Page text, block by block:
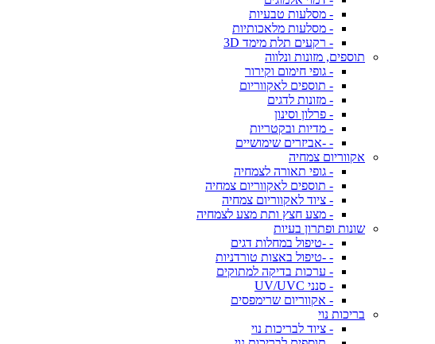
- מסלעות טבעיות
- מסלעות מלאכותיות
- רקעים תלת מימד 3D
תוספים, מזונות ונלווה
- גופי חימום וקירור
- תוספים לאקווריום
- מזונות לדגים
- פרלון וסינון
- מדיות ובקטריות
- -אביזרים שימושיים
אקווריום צמחיה
- גופי תאורה לצמחיה
- תוספים לאקווריום צמחיה
- ציוד לאקווריום צמחיה
- מצע חצץ ותת מצע לצמחיה
שונות ופתרון בעיות
- -טיפול במחלות דגים
- -טיפול באצות טורדניות
- ערכות בדיקה למתוקים
- סנני UV/UVC
- אקווריום שרימפסים
בריכות נוי
- ציוד לבריכות נוי